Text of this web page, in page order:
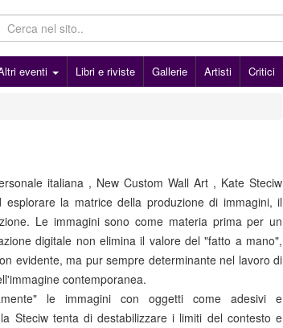
eventi Libri e riviste Gallerie Artisti Critici
italiana , New Custom Wall Art , Kate Steciw
esplorare la matrice della produzione di immagini, il
Le immagini sono come materia prima per un
digitale non elimina il valore del "fatto a mano",
evidente, ma pur sempre determinante nel lavoro di
contemporanea.
le immagini con oggetti come adesivi e
Steciw tenta di destabilizzare i limiti del contesto e